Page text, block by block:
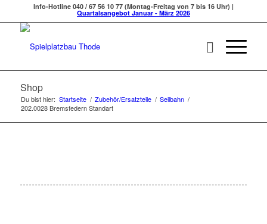
Info-Hotline 040 / 67 56 10 77 (Montag-Freitag von 7 bis 16 Uhr) |
Quartalsangebot Januar - März 2026
Shop
Du bist hier: Startseite / Zubehör/Ersatzteile / Seilbahn /
202.0028 Bremsfedern Standart